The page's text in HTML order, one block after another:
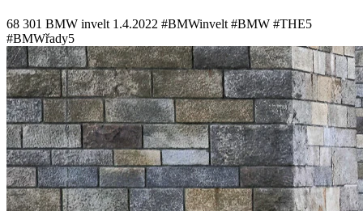
68 301 BMW invelt 1.4.2022 #BMWinvelt #BMW #THE5
#BMWřady5